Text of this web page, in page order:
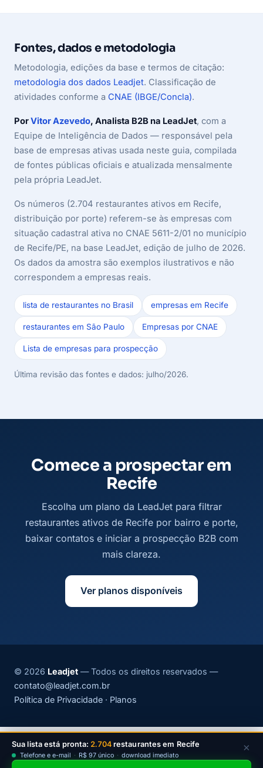
Fontes, dados e metodologia
Metodologia, edições da base e termos de citação:
metodologia dos dados Leadjet. Classificação de
atividades conforme a CNAE (IBGE/Concla).
PorVitor Azevedo, Analista B2B na LeadJet, com a
Equipe de Inteligência de Dados — responsável pela
base de empresas ativas usada neste guia, compilada
de fontes públicas oficiais e atualizada mensalmente
pela própria LeadJet.
Os números (2.704 restaurantes ativos em Recife,
distribuição por porte) referem-se às empresas com
situação cadastral ativa no CNAE 5611-2/01 no município
de Recife/PE, na base LeadJet, edição de julho de 2026.
Os dados da amostra são exemplos ilustrativos e não
correspondem a empresas reais.
lista de restaurantes no Brasil empresas em Recife
restaurantes em São Paulo Empresas por CNAE
Lista de empresas para prospecção
Última revisão das fontes e dados: julho/2026.
Comece a prospectar em
Recife
Escolha um plano da LeadJet para filtrar
restaurantes ativos de Recife por bairro e porte,
baixar contatos e iniciar a prospecção B2B com
mais clareza.
Ver planos disponíveis
© 2026 Leadjet — Todos os direitos reservados —
contato@leadjet.com.br
Política de Privacidade · Planos
Sua lista está pronta: 2.704restaurantes em Recife
Telefone e e-mail · R$ 97 único · download imediato
×